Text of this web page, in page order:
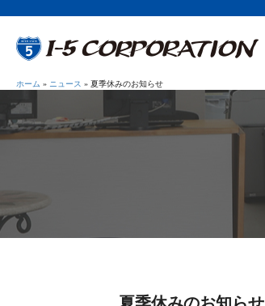
ホーム » ニュース » 夏季休みのお知らせ